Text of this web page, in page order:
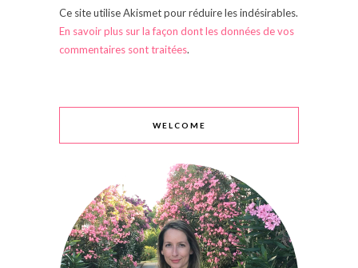
Ce site utilise Akismet pour réduire les indésirables.
En savoir plus sur la façon dont les données de vos
commentaires sont traitées.
WELCOME